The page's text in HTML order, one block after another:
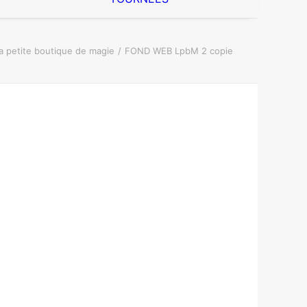
petite boutique de magie FOND WEB LpbM 2 copie